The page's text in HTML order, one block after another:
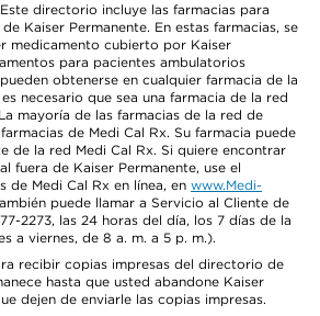
directorio incluye las farmacias para
Kaiser Permanente. En estas farmacias, se
medicamento cubierto por Kaiser
para pacientes ambulatorios
obtenerse en cualquier farmacia de la
necesario que sea una farmacia de la red
mayoría de las farmacias de la red de
de Medi Cal Rx. Su farmacia puede
de la red Medi Cal Rx. Si quiere encontrar
fuera de Kaiser Permanente, use el
de Medi Cal Rx en línea, en www.Medi-
puede llamar a Servicio al Cliente de
2273, las 24 horas del día, los 7 días de la
a viernes, de 8 a. m. a 5 p. m.).
recibir copias impresas del directorio de
hasta que usted abandone Kaiser
dejen de enviarle las copias impresas.